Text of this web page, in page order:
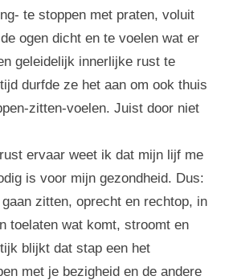
te stoppen met praten, voluit
ogen dicht en te voelen wat er
geleidelijk innerlijke rust te
durfde ze het aan om ook thuis
zitten-voelen. Juist door niet
ervaar weet ik dat mijn lijf me
is voor mijn gezondheid. Dus:
zitten, oprecht en rechtop, in
toelaten wat komt, stroomt en
blijkt dat stap een het
met je bezigheid en de andere